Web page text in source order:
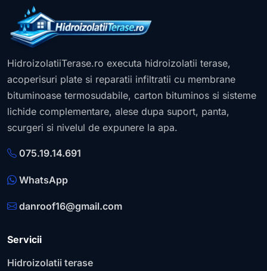
HidroizolatiiTerase.ro executa hidroizolatii terase,
acoperisuri plate si reparatii infiltratii cu membrane
bituminoase termosudabile, carton bituminos si sisteme
lichide complementare, alese dupa suport, panta,
scurgeri si nivelul de expunere la apa.
075.19.14.691
WhatsApp
danroof16@gmail.com
Servicii
Hidroizolatii terase